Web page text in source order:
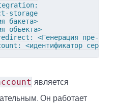
storage
бакета>
объекта>
<Генерация пре-
<идентификатор
является
Он работает